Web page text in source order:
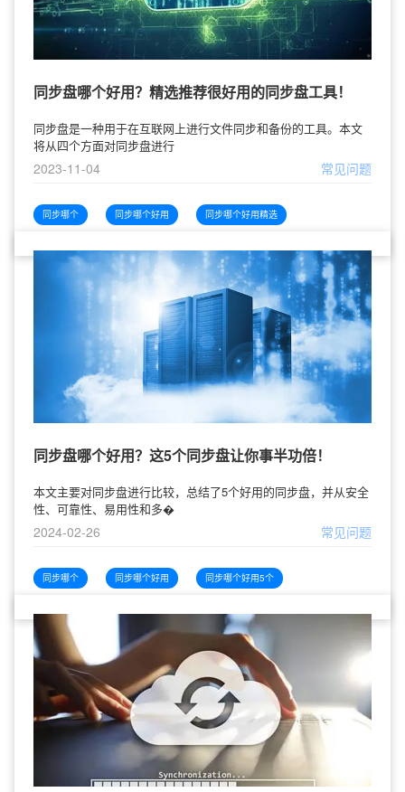
同步盘哪个好用？精选推荐很好用的同步盘工具！
同步盘是一种用于在互联网上进行文件同步和备份的工具。本文
将从四个方面对同步盘进行
2023-11-04 常见问题
同步哪个 同步哪个好用 同步哪个好用精选
同步盘哪个好用？这5个同步盘让你事半功倍！
本文主要对同步盘进行比较，总结了5个好用的同步盘，并从安全
性、可靠性、易用性和多�
2024-02-26 常见问题
同步哪个 同步哪个好用 同步哪个好用5个